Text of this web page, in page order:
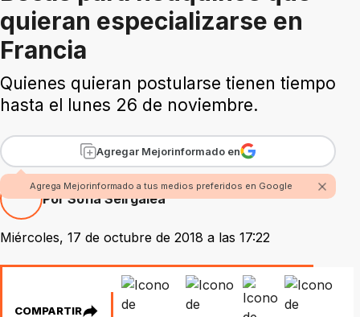
quieran especializarse en
Francia
Quienes quieran postularse tienen tiempo
hasta el lunes 26 de noviembre.
Agregar Mejorinformado en
Agrega Mejorinformado a tus medios preferidos en Google
Por Sofía Seirgalea
Miércoles, 17 de octubre de 2018 a las 17:22
COMPARTIR